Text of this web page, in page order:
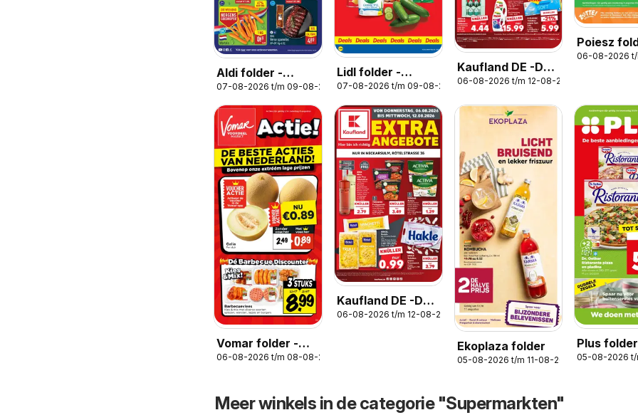
Aldi folder -
Weekendfolder
07-08-2026 t/m 09-08-2026
Lidl folder -
Weekenddeals
07-08-2026 t/m 09-08-2026
Kaufland DE -DE
Folder
06-08-2026 t/m 12-08-2026
Poiesz
06-08-2026
Vomar folder -
Weekend folder
06-08-2026 t/m 08-08-2026
Kaufland DE -DE
Folder
06-08-2026 t/m 12-08-2026
Ekoplaza folder
05-08-2026 t/m 11-08-2026
Plus
32
05-08-2026 t/
Meer winkels in de categorie "Supermarkten"